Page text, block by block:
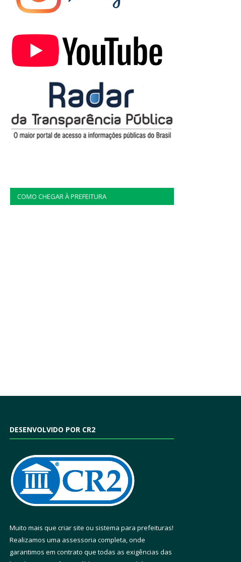
COMO CHEGAR À PREFEITURA
DESENVOLVIDO POR CR2
Muito mais que criar site ou sistema para prefeituras!
Realizamos uma assessoria completa, onde
garantimos em contrato que todas as exigências das